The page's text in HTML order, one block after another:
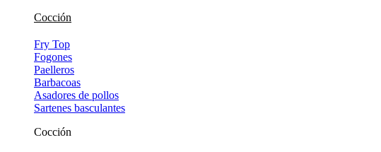
Cocción
Fry Top
Fogones
Paelleros
Barbacoas
Asadores de pollos
Sartenes basculantes
Cocción